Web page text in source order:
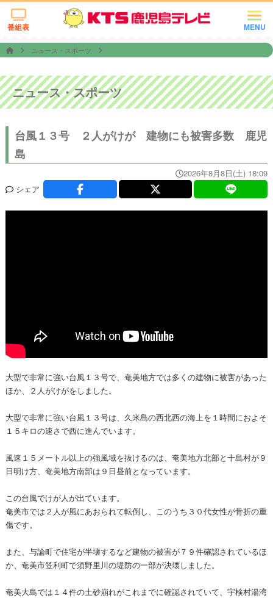
MENU
番組表
ニュース・スポーツ
ニュース・スポーツ
台風１３号 ２人がけが 建物にも被害多数 鹿児
島
2026年8月8日(土) 18:09
シェア
大型で非常に強い台風１３号で、奄美地方では多くの建物に被害があった
ほか、２人がけがをしました。
大型で非常に強い台風１３号は、久米島の西北西の海上を１時間におよそ
１５キロの速さで西に進んでいます。
風速１５メートル以上の強風域を抜けるのは、奄美地方北部と十島村が９
日明け方、奄美地方南部は９日昼前となっています。
この台風でけが人が出ています。
奄美市では２人が風にあおられて転倒し、このうち３０代女性が骨折の重
傷です。
また、与論町で住宅が半壊するなど建物の被害が７９件確認されているほ
か、奄美市笠利町で須野里川の堤防の一部が決壊しました。
奄美大島では１４件の土砂崩れがこれまでに確認されていて、宇検村湯湾